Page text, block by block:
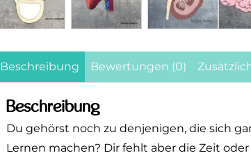
Beschreibung Bewertungen (0)
Beschreibung
Du gehörst noch zu denjenigen, die sich
Lernen machen? Dir fehlt aber die Zeit